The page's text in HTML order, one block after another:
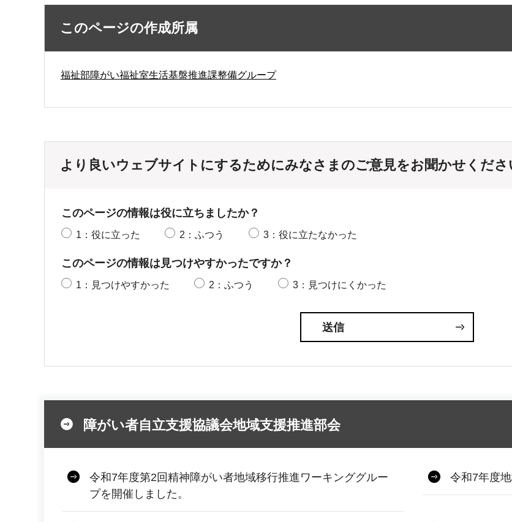
このページの作成所属
福祉部障がい福祉室生活基盤推進課整備グループ
より良いウェブサイトにするためにみなさまのご意見をお聞かせくださ
このページの情報は役に立ちましたか？
1：役に立った 2：ふつう 3：役に立たなかった
このページの情報は見つけやすかったですか？
1：見つけやすかった 2：ふつう 3：見つけにくかった
障がい者自立支援協議会地域支援推進部会
令和7年度第2回精神障がい者地域移行推進ワーキンググルー
プを開催しました。
令和7年度